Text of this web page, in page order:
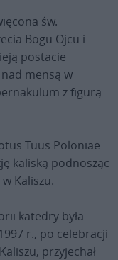
św.
Bogu Ojcu i
postacie
mensą w
z figurą
Tuus Poloniae
kaliską podnosząc
Kaliszu.
katedry była
r., po celebracji
przyjechał